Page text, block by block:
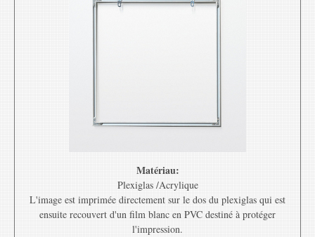
Matériau:
Plexiglas /Acrylique
L'image est imprimée directement sur le dos du plexiglas qui est
ensuite recouvert d'un film blanc en PVC destiné à protéger
l'impression.